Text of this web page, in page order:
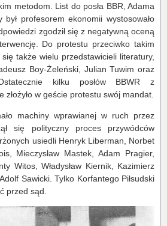
metodom. List do posła BBR, Adama
był profesorem ekonomii wystosowało
zgodził się z negatywną oceną
Do protestu przeciwko takim
także wielu przedstawicieli literatury,
Boy-Żeleński, Julian Tuwim oraz
kilku posłów BBWR z
złożyło w geście protestu swój mandat.
machiny wprawianej w ruch przez
się polityczny proces przywódców
usiedli Henryk Liberman, Norbet
Mieczysław Mastek, Adam Pragier,
Witos, Władysław Kiernik, Kazimierz
Sawicki. Tylko Korfantego Piłsudski
przed sąd.